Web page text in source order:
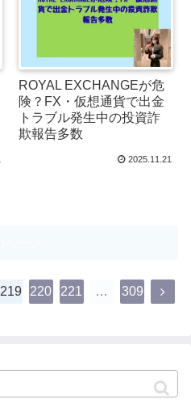
ROYAL EXCHANGEが危
険？FX・仮想通貨で出金
トラブル発生中の投資詐
欺報告多数
2025.11.21
219 220 221 … 309